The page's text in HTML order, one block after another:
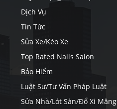
Dịch Vụ
Tin Tức
Sửa Xe/Kéo Xe
Top Rated Nails Salon
Bảo Hiểm
Luật Sư/Tư Vấn Pháp Luật
Sửa Nhà/Lót Sàn/Đổ Xi Măng